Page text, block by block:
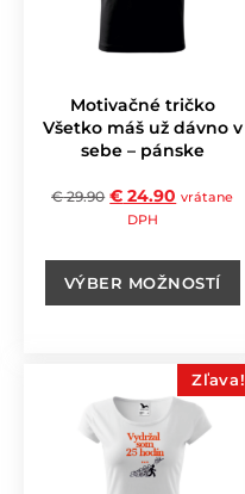
Motivačné tričko
Všetko máš už dávno v
sebe – pánske
€29.90 € 24.90 vrátane
DPH
VÝBER MOŽNOSTÍ
Zľava!